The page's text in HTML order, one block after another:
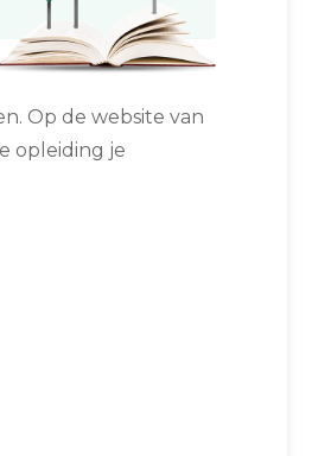
Op de website van
opleiding je